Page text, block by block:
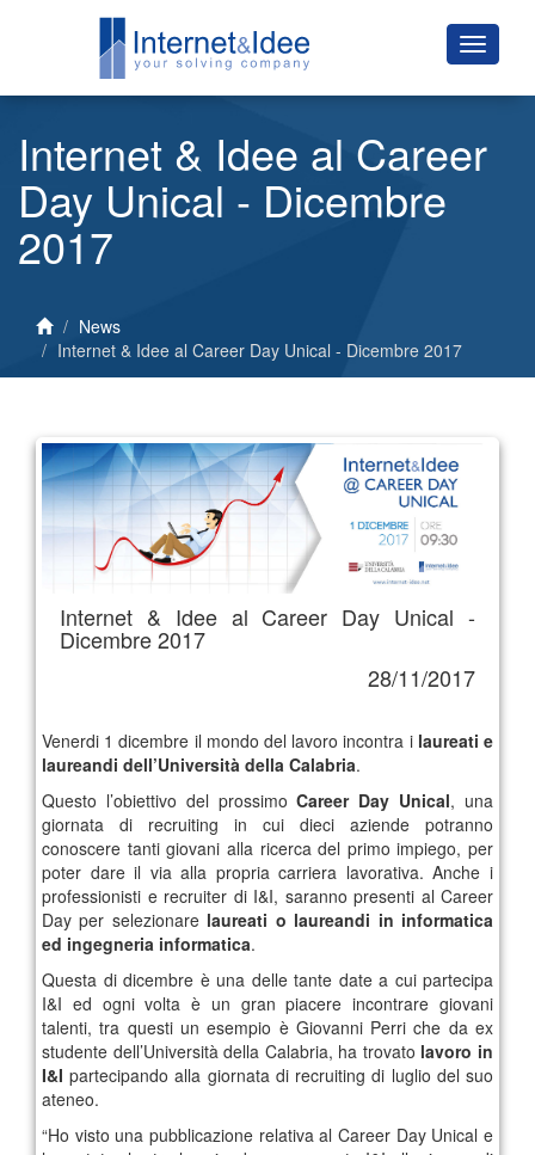
Internet & Idee al Career
Day Unical - Dicembre
2017
News
Internet & Idee al Career Day Unical - Dicembre 2017
Internet & Idee al Career Day Unical -
Dicembre 2017
28/11/2017
Venerdi 1 dicembre il mondo del lavoro incontra i laureati e
laureandi dell’Università della Calabria.
Questo l’obiettivo del prossimoCareer Day Unical, una
giornata di recruiting in cui dieci aziende potranno
conoscere tanti giovani alla ricerca del primo impiego, per
poter dare il via alla propria carriera lavorativa. Anche i
professionisti e recruiter di I&I, saranno presenti al Career
Day per selezionare laureati o laureandi in informatica
ed ingegneria informatica.
Questa di dicembre è una delle tante date a cui partecipa
I&I ed ogni volta è un gran piacere incontrare giovani
talenti, tra questi un esempio è Giovanni Perri che da ex
studente dell’Università della Calabria, ha trovato lavoro in
I&I partecipando alla giornata di recruiting di luglio del suo
ateneo.
“Ho visto una pubblicazione relativa al Career Day Unical e